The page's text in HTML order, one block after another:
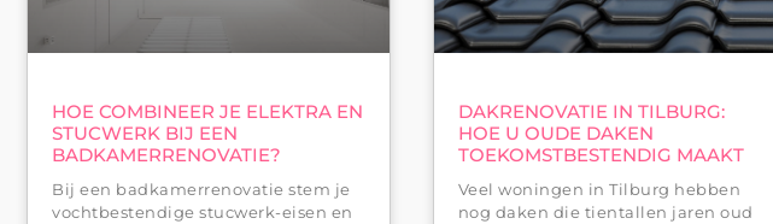
HOE COMBINEER JE ELEKTRA EN
STUCWERK BIJ EEN
BADKAMERRENOVATIE?
Bij een badkamerrenovatie stem je
vochtbestendige stucwerk-eisen en
DAKRENOVATIE IN TILBURG:
HOE U OUDE DAKEN
TOEKOMSTBESTENDIG MAAKT
Veel woningen in Tilburg hebben
nog daken die tientallen jaren oud